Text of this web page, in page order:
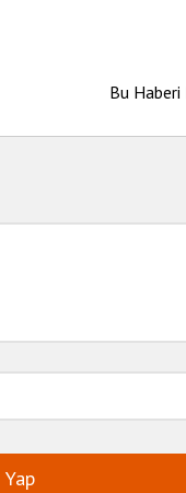
Bu Haberi